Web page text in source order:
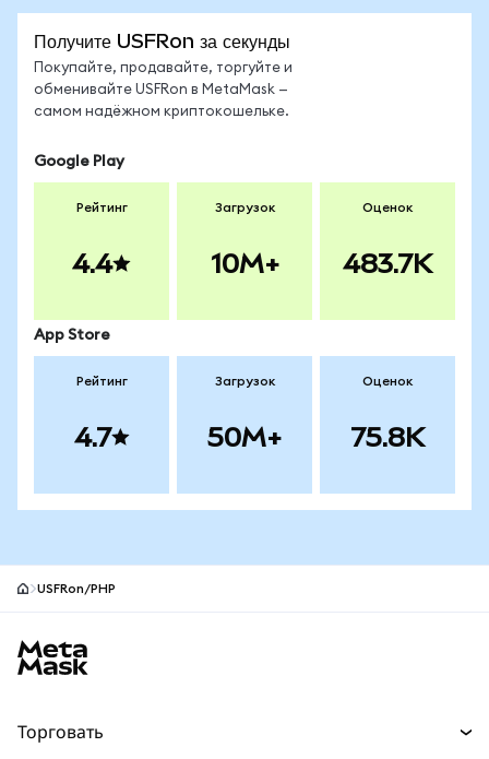
Получите USFRon за секунды
Покупайте, продавайте, торгуйте и
обменивайте USFRon в MetaMask —
самом надёжном криптокошельке.
Google Play
Рейтинг
4.4
Загрузок
10M+
Оценок
483.7K
App Store
Рейтинг
4.7
Загрузок
50M+
Оценок
75.8K
USFRon/PHP
Торговать